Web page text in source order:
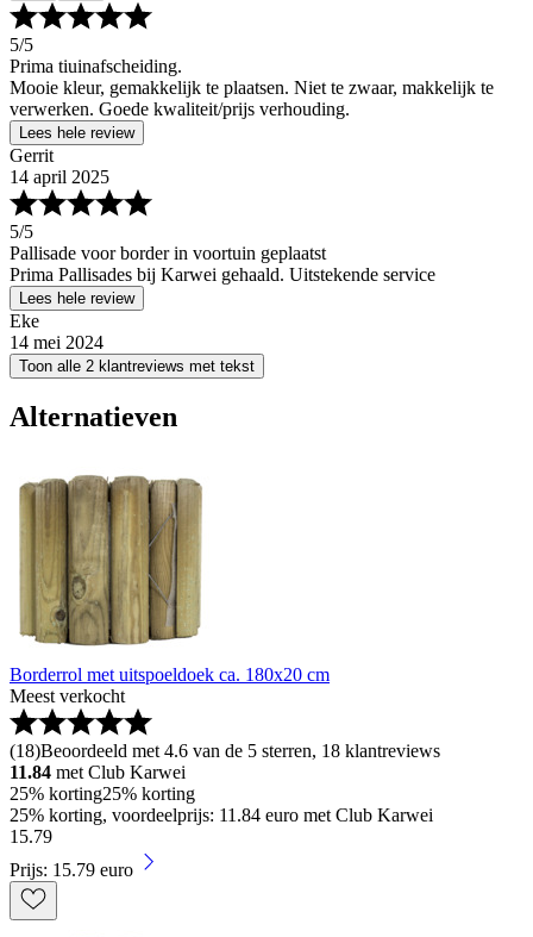
5/5
Prima tiuinafscheiding.
Mooie kleur, gemakkelijk te plaatsen. Niet te zwaar, makkelijk te
verwerken. Goede kwaliteit/prijs verhouding.
Lees hele review
Gerrit
14 april 2025
5/5
Pallisade voor border in voortuin geplaatst
Prima Pallisades bij Karwei gehaald. Uitstekende service
Lees hele review
Eke
14 mei 2024
Toon alle 2 klantreviews met tekst
Alternatieven
Borderrol met uitspoeldoek ca. 180x20 cm
Meest verkocht
(18)Beoordeeld met 4.6 van de 5 sterren, 18 klantreviews
11.84 met Club Karwei
25% korting25% korting
25% korting, voordeelprijs: 11.84 euro met Club Karwei
15.79
Prijs: 15.79 euro